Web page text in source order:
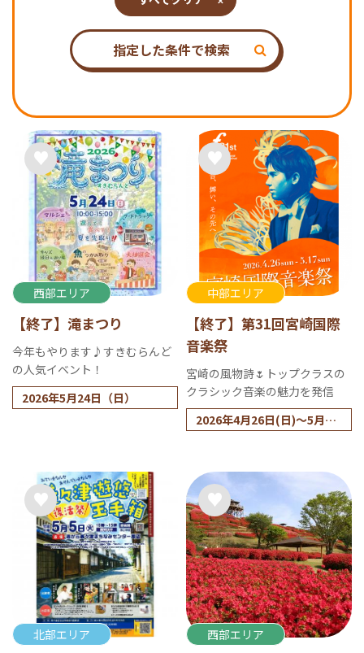
指定した条件で検索
西部エリア
【終了】滝まつり
今年もやります♪すきむらんど
の人気イベント！
2026年5月24日（日）
中部エリア
【終了】第31回宮崎国際
音楽祭
宮崎の風物詩🌷トップクラスの
クラシック音楽の魅力を発信
2026年4月26日(日)～5月17
北部エリア 西部エリア